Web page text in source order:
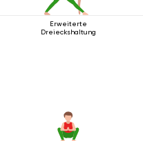
Erweiterte
Dreieckshaltung